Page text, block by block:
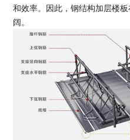
和效率。因此，钢结构加层楼
阔。